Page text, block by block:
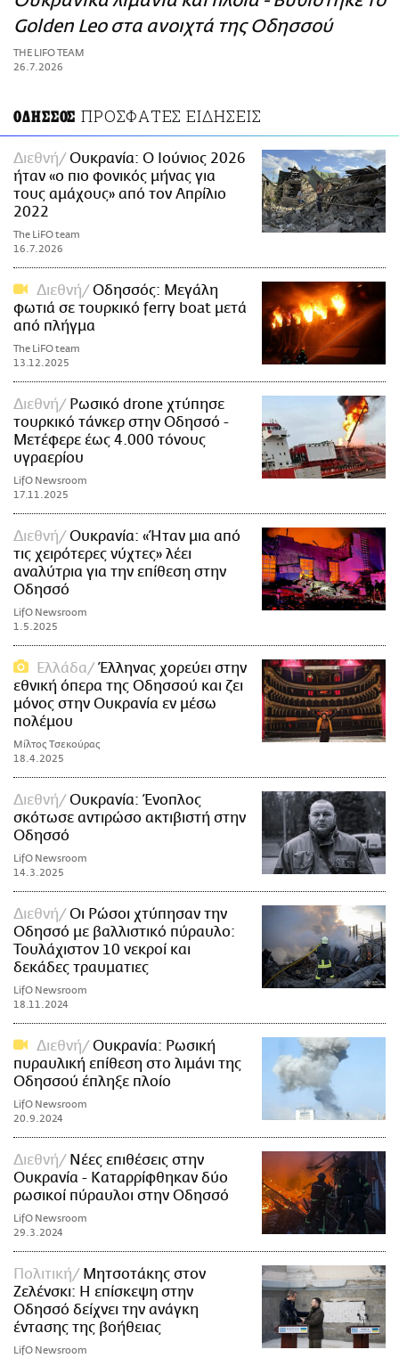
ΑΜΠΑ
PRINT
Golden Leo στα ανοιχτά της Οδησσού
THE LIFO TEAM
26.7.2026
ΟΔΗΣΣΟΣ ΠΡΟΣΦΑΤΕΣ ΕΙΔΗΣΕΙΣ
Διεθνή
Ουκρανία: O Ιούνιος 2026
ήταν «ο πιο φονικός μήνας για
τους αμάχους» από τον Απρίλιο
2022
The LiFO team
16.7.2026
Διεθνή
Οδησσός: Μεγάλη
φωτιά σε τουρκικό ferry boat μετά
από πλήγμα
The LiFO team
13.12.2025
Διεθνή
Ρωσικό drone χτύπησε
τουρκικό τάνκερ στην Οδησσό -
Μετέφερε έως 4.000 τόνους
υγραερίου
LifO Newsroom
17.11.2025
Διεθνή
Ουκρανία: «Ήταν μια από
τις χειρότερες νύχτες» λέει
αναλύτρια για την επίθεση στην
Οδησσό
LifO Newsroom
1.5.2025
Ελλάδα
Έλληνας χορεύει στην
εθνική όπερα της Οδησσού και ζει
μόνος στην Ουκρανία εν μέσω
πολέμου
Μίλτος Τσεκούρας
18.4.2025
Διεθνή
Ουκρανία: Ένοπλος
σκότωσε αντιρώσο ακτιβιστή στην
Οδησσό
LifO Newsroom
14.3.2025
Διεθνή
Οι Ρώσοι χτύπησαν την
Οδησσό με βαλλιστικό πύραυλο:
Τουλάχιστον 10 νεκροί και
δεκάδες τραυματιες
LifO Newsroom
18.11.2024
Διεθνή
Ουκρανία: Ρωσική
πυραυλική επίθεση στο λιμάνι της
Οδησσού έπληξε πλοίο
LifO Newsroom
20.9.2024
Διεθνή
Νέες επιθέσεις στην
Ουκρανία - Καταρρίφθηκαν δύο
ρωσικοί πύραυλοι στην Οδησσό
LifO Newsroom
29.3.2024
Πολιτική
Μητσοτάκης στον
Ζελένσκι: Η επίσκεψη στην
Οδησσό δείχνει την ανάγκη
έντασης της βοήθειας
LifO Newsroom